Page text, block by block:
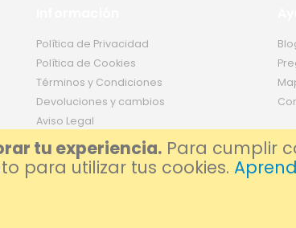
tu experiencia. Para cumplir
para utilizar tus cookies.
Política de Privacidad
Política de Cookies
Términos y Condiciones
Devoluciones y cambios
Aviso Legal
Móviles y Ordenadores en Barcelona